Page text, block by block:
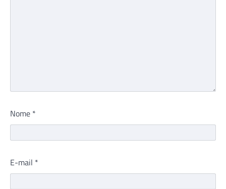
Nome *
E-mail *